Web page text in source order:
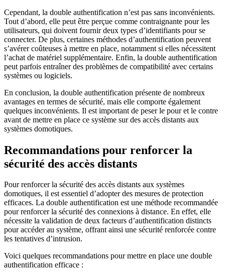
Cependant, la double authentification n’est pas sans inconvénients.
Tout d’abord, elle peut être perçue comme contraignante pour les
utilisateurs, qui doivent fournir deux types d’identifiants pour se
connecter. De plus, certaines méthodes d’authentification peuvent
s’avérer coûteuses à mettre en place, notamment si elles nécessitent
l’achat de matériel supplémentaire. Enfin, la double authentification
peut parfois entraîner des problèmes de compatibilité avec certains
systèmes ou logiciels.
En conclusion, la double authentification présente de nombreux
avantages en termes de sécurité, mais elle comporte également
quelques inconvénients. Il est important de peser le pour et le contre
avant de mettre en place ce système sur des accès distants aux
systèmes domotiques.
Recommandations pour renforcer la
sécurité des accès distants
Pour renforcer la sécurité des accès distants aux systèmes
domotiques, il est essentiel d’adopter des mesures de protection
efficaces. La double authentification est une méthode recommandée
pour renforcer la sécurité des connexions à distance. En effet, elle
nécessite la validation de deux facteurs d’authentification distincts
pour accéder au système, offrant ainsi une sécurité renforcée contre
les tentatives d’intrusion.
Voici quelques recommandations pour mettre en place une double
authentification efficace :